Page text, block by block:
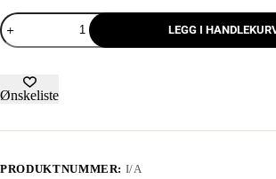
LEGG I
Ønskeliste
PRODUKTNUMMER: I/A